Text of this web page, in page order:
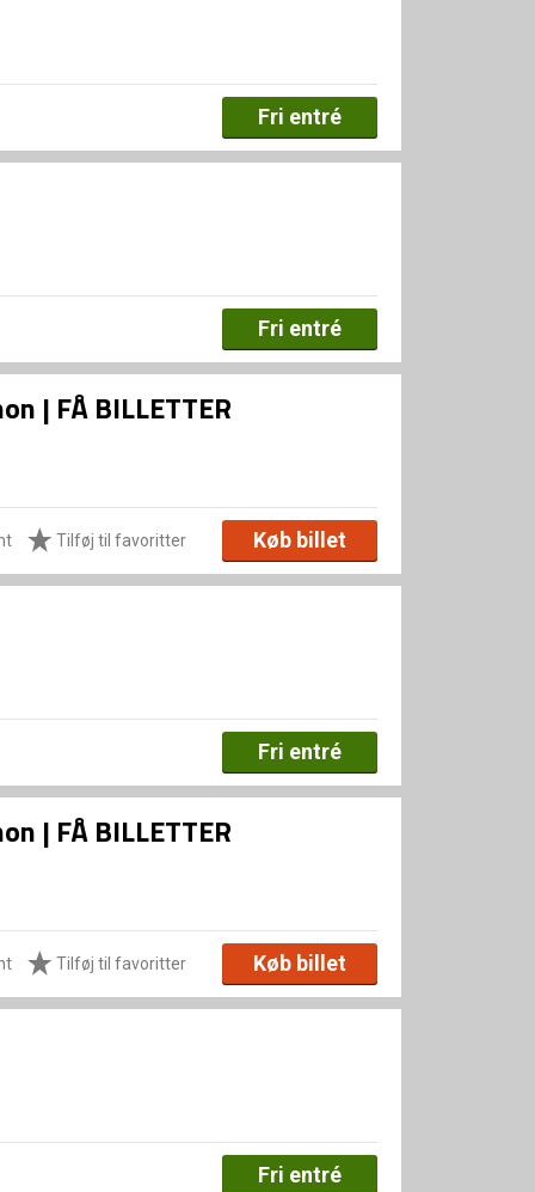
Fri entré
Fri entré
| FÅ BILLETTER
Tilføj til favoritter Køb billet
Fri entré
| FÅ BILLETTER
Tilføj til favoritter Køb billet
Fri entré